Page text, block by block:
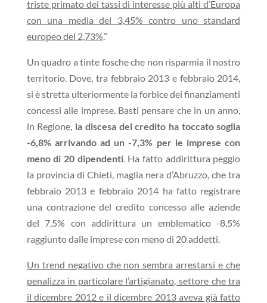
triste primato dei tassi di interesse più alti d’Europa
con una media del 3,45% contro uno standard
europeo del 2,73%.”
Un quadro a tinte fosche che non risparmia il nostro
territorio. Dove, tra febbraio 2013 e febbraio 2014,
si è stretta ulteriormente la forbice dei finanziamenti
concessi alle imprese. Basti pensare che in un anno,
in Regione, la discesa del credito ha toccato soglia
-6,8% arrivando ad un -7,3% per le imprese con
meno di 20 dipendenti. Ha fatto addirittura peggio
la provincia di Chieti, maglia nera d’Abruzzo, che tra
febbraio 2013 e febbraio 2014 ha fatto registrare
una contrazione del credito concesso alle aziende
del 7,5% con addirittura un emblematico -8,5%
raggiunto dalle imprese con meno di 20 addetti.
Un trend negativo che non sembra arrestarsi e che
penalizza in particolare l’artigianato, settore che tra
il dicembre 2012 e il dicembre 2013 aveva già fatto